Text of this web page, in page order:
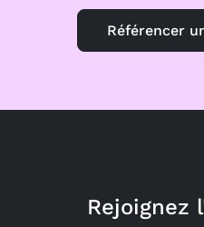
Référencer
Rejoignez